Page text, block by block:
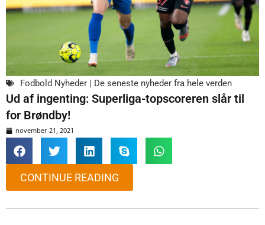
Fodbold Nyheder | De seneste nyheder fra hele verden
Ud af ingenting: Superliga-topscoreren slår til
for Brøndby!
november 21, 2021
CONTINUE READING